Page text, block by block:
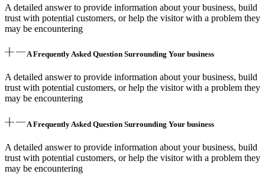
A detailed answer to provide information about your business, build
trust with potential customers, or help the visitor with a problem they
may be encountering
A Frequently Asked Question Surrounding Your business
A detailed answer to provide information about your business, build
trust with potential customers, or help the visitor with a problem they
may be encountering
A Frequently Asked Question Surrounding Your business
A detailed answer to provide information about your business, build
trust with potential customers, or help the visitor with a problem they
may be encountering